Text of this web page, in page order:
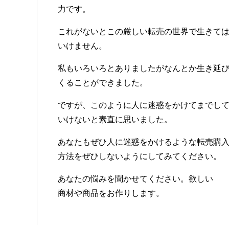
力です。
これがないとこの厳しい転売の世界で生きては
いけません。
私もいろいろとありましたがなんとか生き延
くることができました。
ですが、このように人に迷惑をかけてまでして
いけないと素直に思いました。
あなたもぜひ人に迷惑をかけるような転売購入
方法をぜひしないようにしてみてください。
あなたの悩みを聞かせてください。欲しい
商材や商品をお作りします。